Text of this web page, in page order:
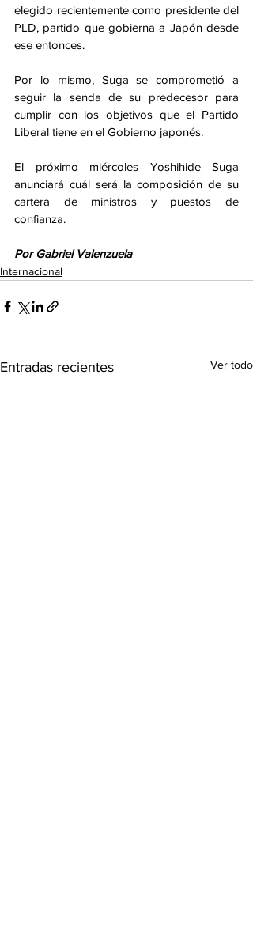
elegido recientemente como presidente del
PLD, partido que gobierna a Japón desde
ese entonces.
Por lo mismo, Suga se comprometió a
seguir la senda de su predecesor para
cumplir con los objetivos que el Partido
Liberal tiene en el Gobierno japonés.
El próximo miércoles Yoshihide Suga
anunciará cuál será la composición de su
cartera de ministros y puestos de
confianza.
Por Gabriel Valenzuela
Internacional
Entradas recientes Ver todo